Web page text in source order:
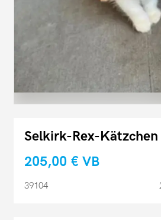
Selkirk-Rex-Kätzchen
205,00 € VB
39104